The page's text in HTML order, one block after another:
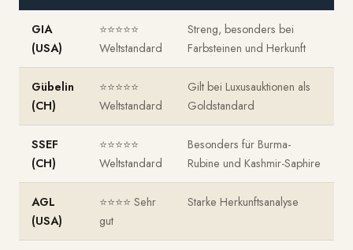
GIA
(USA)
⭐⭐⭐⭐⭐
Weltstandard
Streng, besonders bei
Farbsteinen und Herkunft
Gübelin
(CH)
⭐⭐⭐⭐⭐
Weltstandard
Gilt bei Luxusauktionen als
Goldstandard
SSEF
(CH)
⭐⭐⭐⭐⭐
Weltstandard
Besonders für Burma-
Rubine und Kashmir-Saphire
AGL
(USA)
⭐⭐⭐⭐ Sehr
gut
Starke Herkunftsanalyse